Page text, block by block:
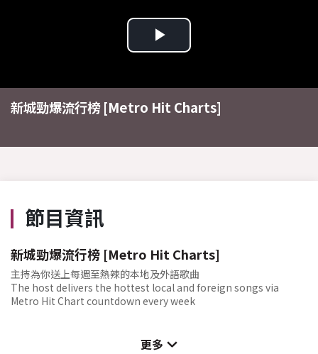
Play
Video
新城勁爆流行榜 [Metro Hit Charts]
節目資訊
新城勁爆流行榜 [Metro Hit Charts]
主持為你送上每週至熱辣的本地及外語歌曲
The host delivers the hottest local and foreign songs via
Metro Hit Chart countdown every week
更多